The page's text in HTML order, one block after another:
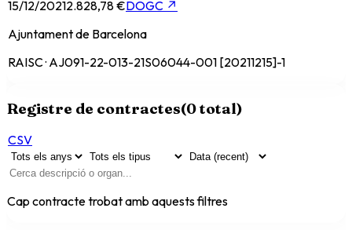
15/12/20212.828,78 €DOGC ↗
Ajuntament de Barcelona
RAISC · AJ091-22-013-21S06044-001 [20211215]-1
Registre de contractes(0total)
CSV
Cap contracte trobat amb aquests filtres